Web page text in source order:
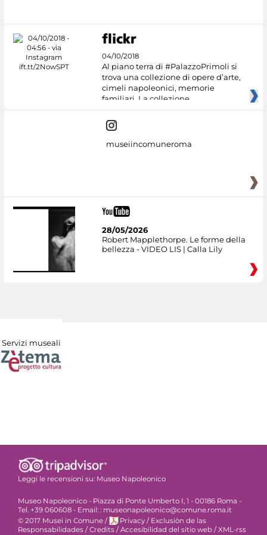
04/10/2018
Al piano terra di #PalazzoPrimoli si
trova una collezione di opere d’arte,
cimeli napoleonici, memorie
familiari. La collezione
museiincomuneroma
28/05/2026
Robert Mapplethorpe. Le forme della
bellezza - VIDEO LIS | Calla Lily
Servizi museali
Leggi le recensioni su: Museo Napoleonico
Museo Napoleonico - Piazza di Ponte Umberto I, 1 - 00186 Roma -
Tel. +39 060608 - Email: : museonapoleonico@comune.roma.it
© 2017 Musei in Comune / Privacy / Exclusiòn de las
Responsabilidades /Credits /Accesibilidad del sitio web /XML-rss